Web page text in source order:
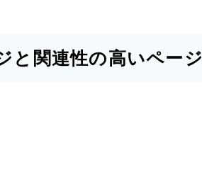
と関連性の高いページ